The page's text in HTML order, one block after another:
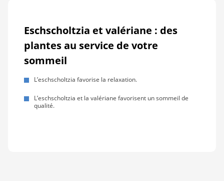
Eschscholtzia et valériane : des
plantes au service de votre
sommeil
L’eschscholtzia favorise la relaxation.
L’eschscholtzia et la valériane favorisent un sommeil de
qualité.